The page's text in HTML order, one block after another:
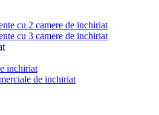
cu 2 camere de inchiriat
cu 3 camere de inchiriat
inchiriat
de inchiriat